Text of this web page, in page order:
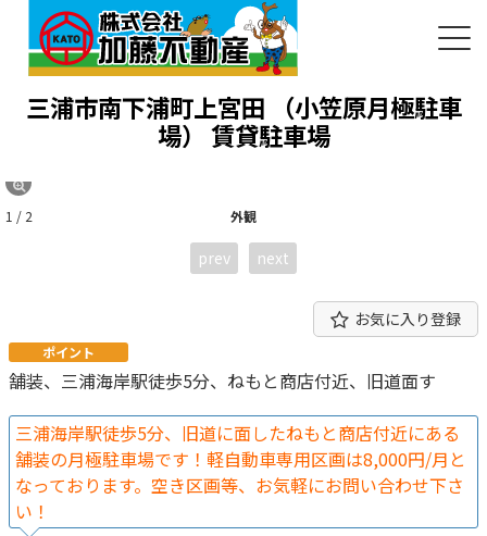
三浦市南下浦町上宮田 （小笠原月極駐車
場） 賃貸駐車場
外観
1 / 2
prev next
お気に入り登録
ポイント
舗装、三浦海岸駅徒歩5分、ねもと商店付近、旧道面す
三浦海岸駅徒歩5分、旧道に面したねもと商店付近にある
舗装の月極駐車場です！軽自動車専用区画は8,000円/月と
なっております。空き区画等、お気軽にお問い合わせ下さ
い！